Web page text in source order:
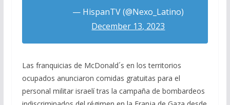
— HispanTV (@Nexo_Latino)
December 13, 2023
Las franquicias de McDonald´s en los territorios
ocupados anunciaron comidas gratuitas para el
personal militar israelí tras la campaña de bombardeos